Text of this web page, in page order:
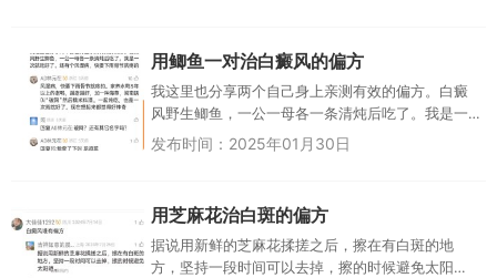
用鲫鱼一对治白癜风的偏方
我这里也分享两个自己身上亲测有效的偏方。白癜
风野生鲫鱼，一公一母各一条清炖后吃了。我是一
次就吃好了。还有个风湿病，快要下雨骨节就疼的
发布时间：2025年01月30日
用芝麻花治白斑的偏方
据说用新鲜的芝麻花揉搓之后，擦在有白斑的地
方，坚持一段时间可以去掉，擦的时候避免太阳